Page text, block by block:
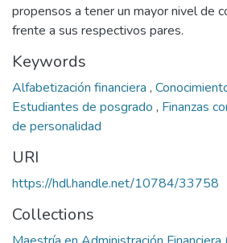
propensos a tener un mayor nivel de
frente a sus respectivos pares.
Keywords
Alfabetización financiera ,
Estudiantes de posgrado , Finanzas
de personalidad
URI
https://hdl.handle.net/10784/33758
Collections